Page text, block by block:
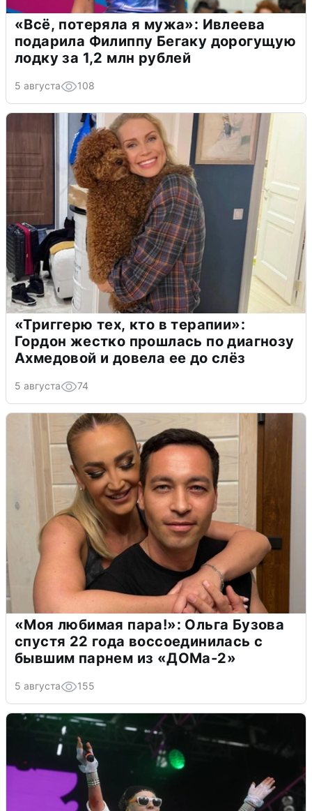
«Всё, потеряла я мужа»: Ивлеева
подарила Филиппу Бегаку дорогущую
лодку за 1,2 млн рублей
5 августа 108
«Триггерю тех, кто в терапии»:
Гордон жестко прошлась по диагнозу
Ахмедовой и довела ее до слёз
5 августа 74
«Моя любимая пара!»: Ольга Бузова
спустя 22 года воссоединилась с
бывшим парнем из «ДОМа-2»
5 августа 155